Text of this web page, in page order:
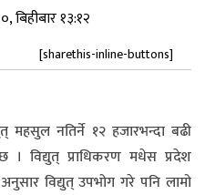
बिहीबार १३:१२
[sharethis-inline-buttons]
महसुल नतिर्ने १२ हजारभन्दा बढी
। विद्युत् प्राधिकरण मधेस प्रदेश
विद्युत् उपभोग गरे पनि लामो